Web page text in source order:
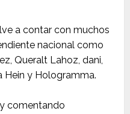
a contar con muchos
nacional como
Queralt Lahoz, dani,
Hein y Hologramma.
comentando